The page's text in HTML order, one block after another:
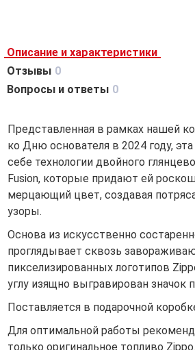
Описание и характеристики
Отзывы 0
Вопросы и ответы 0
Представленная в рамках нашей
ко Дню основателя в 2024 году,
себе технологии двойного
Fusion, которые придают ей
мерцающий цвет, создавая
узоры.
Основа из искусственно
проглядывает сквозь
пикселизированных логотипов
углу изящно выгравирован значок
Поставляется в подарочной
Для оптимальной работы
только оригинальное топливо Zippo.